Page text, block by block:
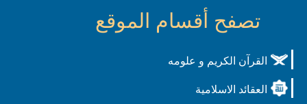
تصفح أقسام الموقع
القرآن الكريم و علومه
العقائد الاسلامية